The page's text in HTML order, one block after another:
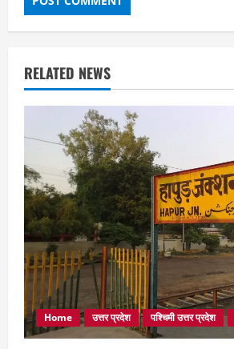
RELATED NEWS
Home उत्तर प्रदेश पश्चिमी उत्तर प्रदेश